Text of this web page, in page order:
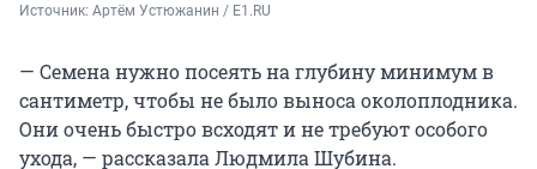
Источник: Артём Устюжанин / E1.RU
— Семена нужно посеять на глубину минимум в
сантиметр, чтобы не было выноса околоплодника.
Они очень быстро всходят и не требуют особого
ухода, — рассказала Людмила Шубина.